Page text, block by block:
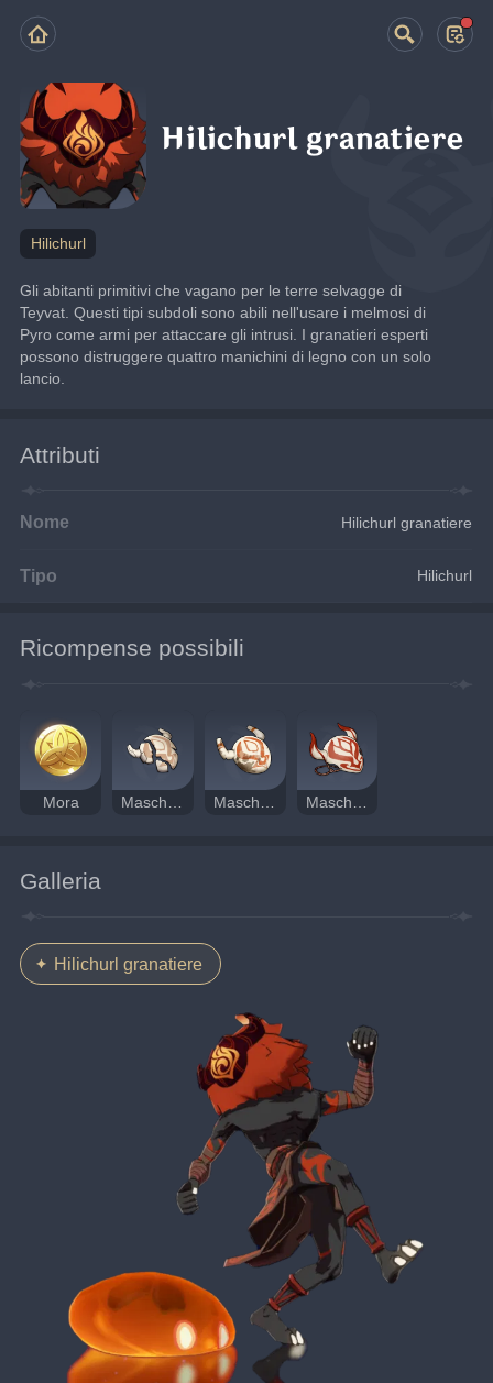
Hilichurl granatiere
Hilichurl
Gli abitanti primitivi che vagano per le terre selvagge di
Teyvat. Questi tipi subdoli sono abili nell'usare i melmosi di
Pyro come armi per attaccare gli intrusi. I granatieri esperti
possono distruggere quattro manichini di legno con un solo
lancio.
Attributi
Nome Hilichurl granatiere
Tipo Hilichurl
Ricompense possibili
Mora Maschera danneggiata Maschera sporca Maschera nefasta
Galleria
Hilichurl granatiere